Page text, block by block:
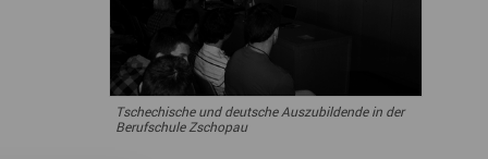
Wegewarte
Tschechische und deutsche Auszubildende in der
Berufschule Zschopau